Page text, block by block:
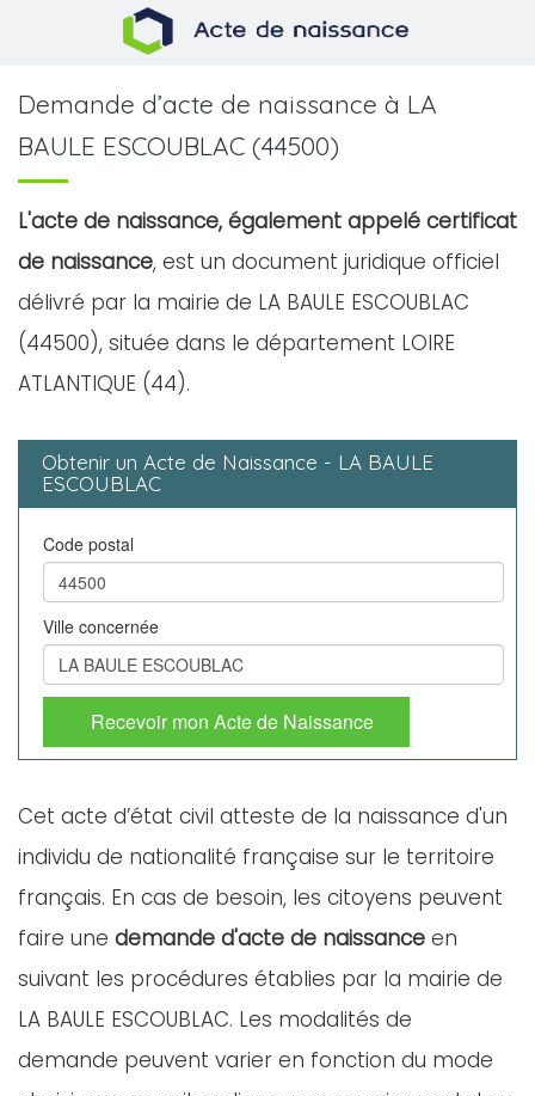
Demande d’acte de naissance à LA
BAULE ESCOUBLAC (44500)
L'acte de naissance, également appelé certificat
de naissance, est un document juridique officiel
délivré par la mairie de LA BAULE ESCOUBLAC
(44500), située dans le département LOIRE
ATLANTIQUE (44).
Obtenir un Acte de Naissance - LA BAULE
ESCOUBLAC
Code postal
Ville concernée
Recevoir mon Acte de Naissance
Cet acte d’état civil atteste de la naissance d'un
individu de nationalité française sur le territoire
français. En cas de besoin, les citoyens peuvent
faire une demande d'acte de naissance en
suivant les procédures établies par la mairie de
LA BAULE ESCOUBLAC. Les modalités de
demande peuvent varier en fonction du mode